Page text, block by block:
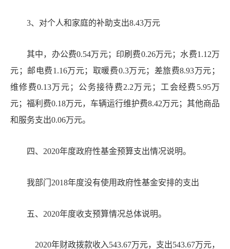
3、 对个人和家庭的补助支出8.43万元
其中，办公费0.54万元；印刷费0.26万元；水费1.12万
元；邮电费1.16万元；取暖费0.3万元；差旅费8.93万元；
维修费0.13万元；公务接待费2.2万元；工会经费5.95万
元；福利费0.18万元，车辆运行维护费8.42万元；其他商品
和服务支出0.06万元。
四、 2020年度政府性基金预算支出情况说明。
我部门 2018年度没有使用政府性基金安排的支出
五、 2020年度收支预算情况总体说明。
2020年财政拨款收入543.67万元，支出543.67万元，